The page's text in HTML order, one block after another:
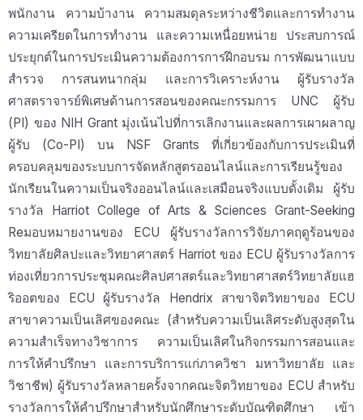
พนักงาน ความบ้างาน ความสมดุลระหว่างชีวิตและการทำงาน
ความเครียดในการทำงาน และความเหนื่อยหน่าย ประสบการณ์
ประยุกต์ในการประเมินความต้องการการฝึกอบรม การพัฒนาแบบ
สำรวจ การสนทนากลุ่ม และการวิเคราะห์งาน ผู้รับรางวัล
ศาสตราจารย์พิเศษด้านการสอนของคณะกรรมการ UNC ผู้รับ
(PI) ของ NIH Grant มุ่งเน้นไปที่การเลิกงานและผลการเผาผลาญ
ผู้รับ (Co-PI) บน NSF Grants ที่เกี่ยวข้องกับการประเมินที่
ครอบคลุมของระบบการจัดหลักสูตรออนไลน์และการเรียนรู้ของ
นักเรียนในความเป็นจริงออนไลน์และเสมือนจริงแบบดั้งเดิม ผู้รับ
รางวัล Harriot College of Arts & Sciences Grant-Seeking
Reมอบหมายงานของ ECU ผู้รับรางวัลการวิจัยภาคฤดูร้อนของ
วิทยาลัยศิลปะและวิทยาศาสตร์ Harriot ของ ECU ผู้รับรางวัลการ
ท่องเที่ยวการประชุมคณะศิลปศาสตร์และวิทยาศาสตร์วิทยาลัยแฮ
ริออตของ ECU ผู้รับรางวัล Hendrix สาขาจิตวิทยาของ ECU
สาขาความเป็นเลิศของคณะ (สำหรับความเป็นเลิศระดับสูงสุดใน
ความสำเร็จทางวิชาการ ความเป็นเลิศในกิจกรรมการสอนและ
การให้คำปรึกษา และการบริการแก่ภาควิชา มหาวิทยาลัย และ
วิชาชีพ) ผู้รับรางวัลหลายครั้งจากคณะจิตวิทยาของ ECU สำหรับ
รางวัลการให้คำปรึกษาสำหรับนักศึกษาระดับบัณฑิตศึกษา เข้า